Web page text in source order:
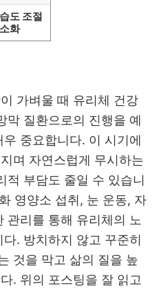
도 조절
화
가벼울 때 유리체 건강
막 질환으로의 진행을 예
중요합니다. 이 시기에
며 자연스럽게 무시하는
적 부담도 줄일 수 있습니
영양소 섭취, 눈 운동, 자
관리를 통해 유리체의 노
. 방치하지 않고 꾸준히
것을 막고 삶의 질을 높
. 위의 포스팅을 잘 읽고